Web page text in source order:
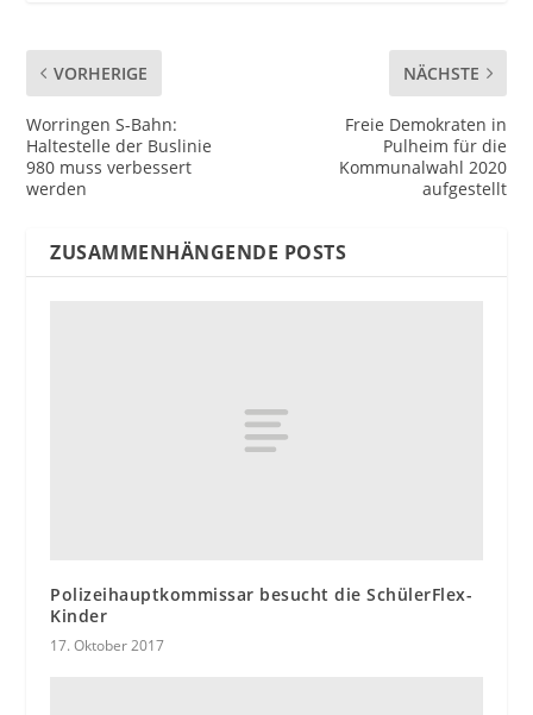
VORHERIGE
Worringen S-Bahn:
Haltestelle der Buslinie
980 muss verbessert
werden
NÄCHSTE
Freie Demokraten in
Pulheim für die
Kommunalwahl 2020
aufgestellt
ZUSAMMENHÄNGENDE POSTS
Polizeihauptkommissar besucht die SchülerFlex-
Kinder
17. Oktober 2017